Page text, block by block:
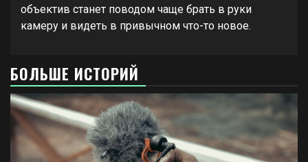
объектив станет поводом чаще брать в руки
камеру и видеть в привычном что-то новое.
БОЛЬШЕ ИСТОРИЙ